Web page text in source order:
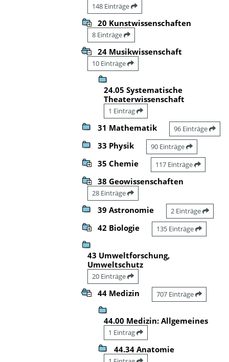
148 Einträge
20 Kunstwissenschaften
8 Einträge
24 Musikwissenschaft
10 Einträge
24.05 Systematische
Theaterwissenschaft
1 Eintrag
31 Mathematik 96 Einträge
33 Physik 90 Einträge
35 Chemie 117 Einträge
38 Geowissenschaften
28 Einträge
39 Astronomie 2 Einträge
42 Biologie 135 Einträge
43 Umweltforschung,
Umweltschutz
20 Einträge
44 Medizin 707 Einträge
44.00 Medizin: Allgemeines
1 Eintrag
44.34 Anatomie